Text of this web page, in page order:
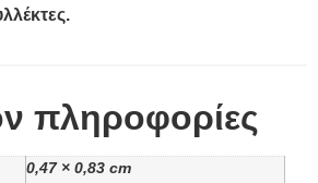
πληροφορίες
0,47 × 0,83 cm